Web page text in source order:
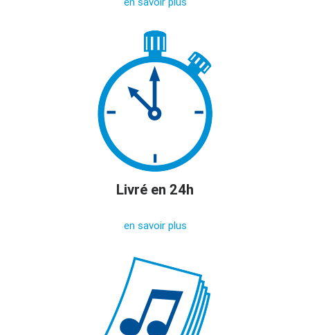
Livré en 24h
en savoir plus